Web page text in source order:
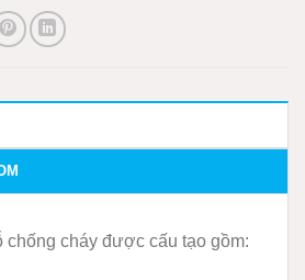
chống cháy được cấu tạo gồm: